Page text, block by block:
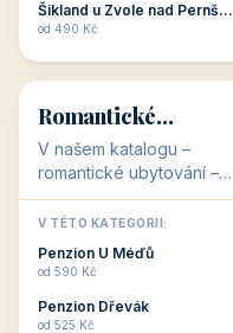
Šikland u Zvole nad Pernštejnem
od 490 Kč
💕
💕
Romantické
ubytování
V našem katalogu –
romantické ubytování –
jsou pro Vás připraveny
objekty, které svojí
stavbou, polohou anebo
zaměřením nabízí
Romantické ...
V TÉTO KATEGORII:
Penzion U Méďů
od 590 Kč
Penzion Dřevák
od 525 Kč